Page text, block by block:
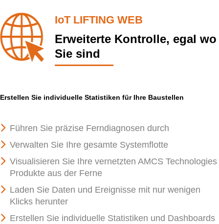
IoT LIFTING WEB
Erweiterte Kontrolle, egal wo
Sie sind
Erstellen Sie individuelle Statistiken für Ihre Baustellen
Führen Sie präzise Ferndiagnosen durch
Verwalten Sie Ihre gesamte Systemflotte
Visualisieren Sie Ihre vernetzten AMCS Technologies
Produkte aus der Ferne
Laden Sie Daten und Ereignisse mit nur wenigen
Klicks herunter
Erstellen Sie individuelle Statistiken und Dashboards